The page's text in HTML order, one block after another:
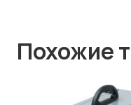
Похожие